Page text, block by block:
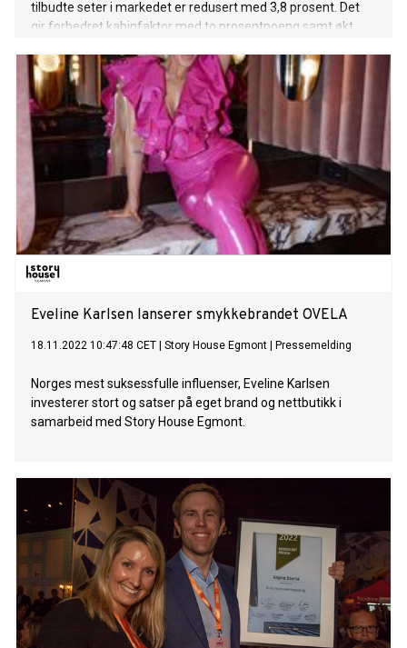
tilbudte seter i markedet er redusert med 3,8 prosent. Det
gir forbedret kabinfaktor med to prosentpoeng samt økt
våre passasjerer bestiller julereisene tidligere i år enn i fjor,
og de mest populære avgangene begynner allerede å fylles
opp. Det betyr samtidig at det begynner å haste dersom du
planlegger å fly hjem til jul. - Årets store utfartsdag er
torsdag 21. desember med forventet mye trafikk også på
fredag 22. desember. Juleflyene er fullere nå enn de var på
samme tidspunkt i fjor og det er åpenbart at nordmenn
planlegger julereisen tidligere enn foregående år, sier
kommersiell direktør i Widerøe AS Christian Skaug. – Vi har
fremdeles ledige seter, men jeg vil oppfordre de som
allerede har bestemt seg for å reise i julen, om å bestille så
raskt som mulig. De billigste billettene går først og de mest
Eveline Karlsen lanserer smykkebrandet OVELA
18.11.2022 10:47:48 CET Story House Egmont Pressemelding
Norges mest suksessfulle influenser, Eveline Karlsen
investerer stort og satser på eget brand og nettbutikk i
samarbeid med Story House Egmont.